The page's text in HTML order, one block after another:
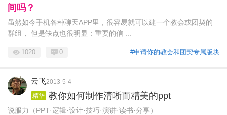
间吗？
虽然如今手机各种聊天APP里，很容易就可以建一个教会或团契的
群组， 但是缺点也很明显：重要的信 ...
#申请你的教会和团契专属版块
1020 0
云飞2013-5-4
精华 教你如何制作清晰而精美的ppt
说服力（PPT·逻辑·设计·技巧·演讲·读书·分享）